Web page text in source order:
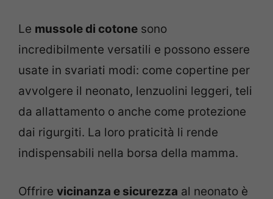
Le mussole di cotone sono
incredibilmente versatili e possono essere
usate in svariati modi: come copertine per
avvolgere il neonato, lenzuolini leggeri, teli
da allattamento o anche come protezione
dai rigurgiti. La loro praticità li rende
indispensabili nella borsa della mamma.
Offrire vicinanza e sicurezza al neonato è